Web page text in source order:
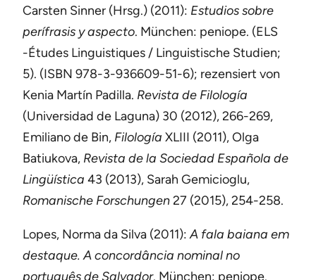
Carsten Sinner (Hrsg.) (2011): Estudios sobre
perífrasis y aspecto. München: peniope. (ELS
-Études Linguistiques / Linguistische Studien;
5). (ISBN 978-3-936609-51-6); rezensiert von
Kenia Martín Padilla. Revista de Filología
(Universidad de Laguna) 30 (2012), 266-269,
Emiliano de Bin, Filología XLIII (2011), Olga
Batiukova, Revista de la Sociedad Española de
Lingüística 43 (2013), Sarah Gemicioglu,
Romanische Forschungen27 (2015), 254-258.
Lopes, Norma da Silva (2011):A fala baiana em
destaque. A concordância nominal no
português de Salvador. München: peniope.